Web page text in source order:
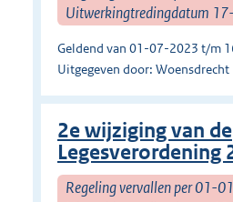
Uitwerkingtredingdatum
Geldend van 01-07-2023 t/m
Uitgegeven door: Woensdrecht
2e wijziging van de
Legesverordening
Regeling vervallen per 01-